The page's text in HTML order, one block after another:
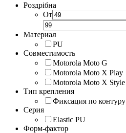
Роздрібна
От
Материал
PU
Совместимость
Motorola Moto G
Motorola Moto X Play
Motorola Moto X Style
Тип крепления
Фиксация по контуру
Серия
Elastic PU
Форм-фактор